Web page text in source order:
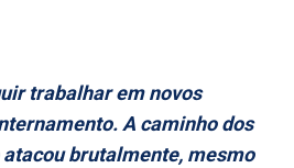
trabalhar em novos
A caminho dos
atacou brutalmente, mesmo